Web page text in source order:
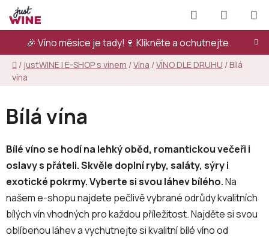
Přejít
na
obsah
🎉 Víno měsíce je tady!🍷 Klikněte a ochutnejte.
Hledat
KOŠÍK
Domů
/ justWINE | E-SHOP s vínem /Vína /VÍNO DLE DRUHU / Bílá
vína
Bílá vína
Bílé víno se hodí na lehký oběd, romantickou večeři i
oslavy s přáteli. Skvěle doplní ryby, saláty, sýry i
exotické pokrmy. Vyberte si svou láhev bílého.Na
našem e-shopu najdete pečlivě vybrané odrůdy kvalitních
bílých vín vhodných pro každou příležitost. Najděte si svou
oblíbenou láhev a vychutnejte si kvalitní bílé víno od